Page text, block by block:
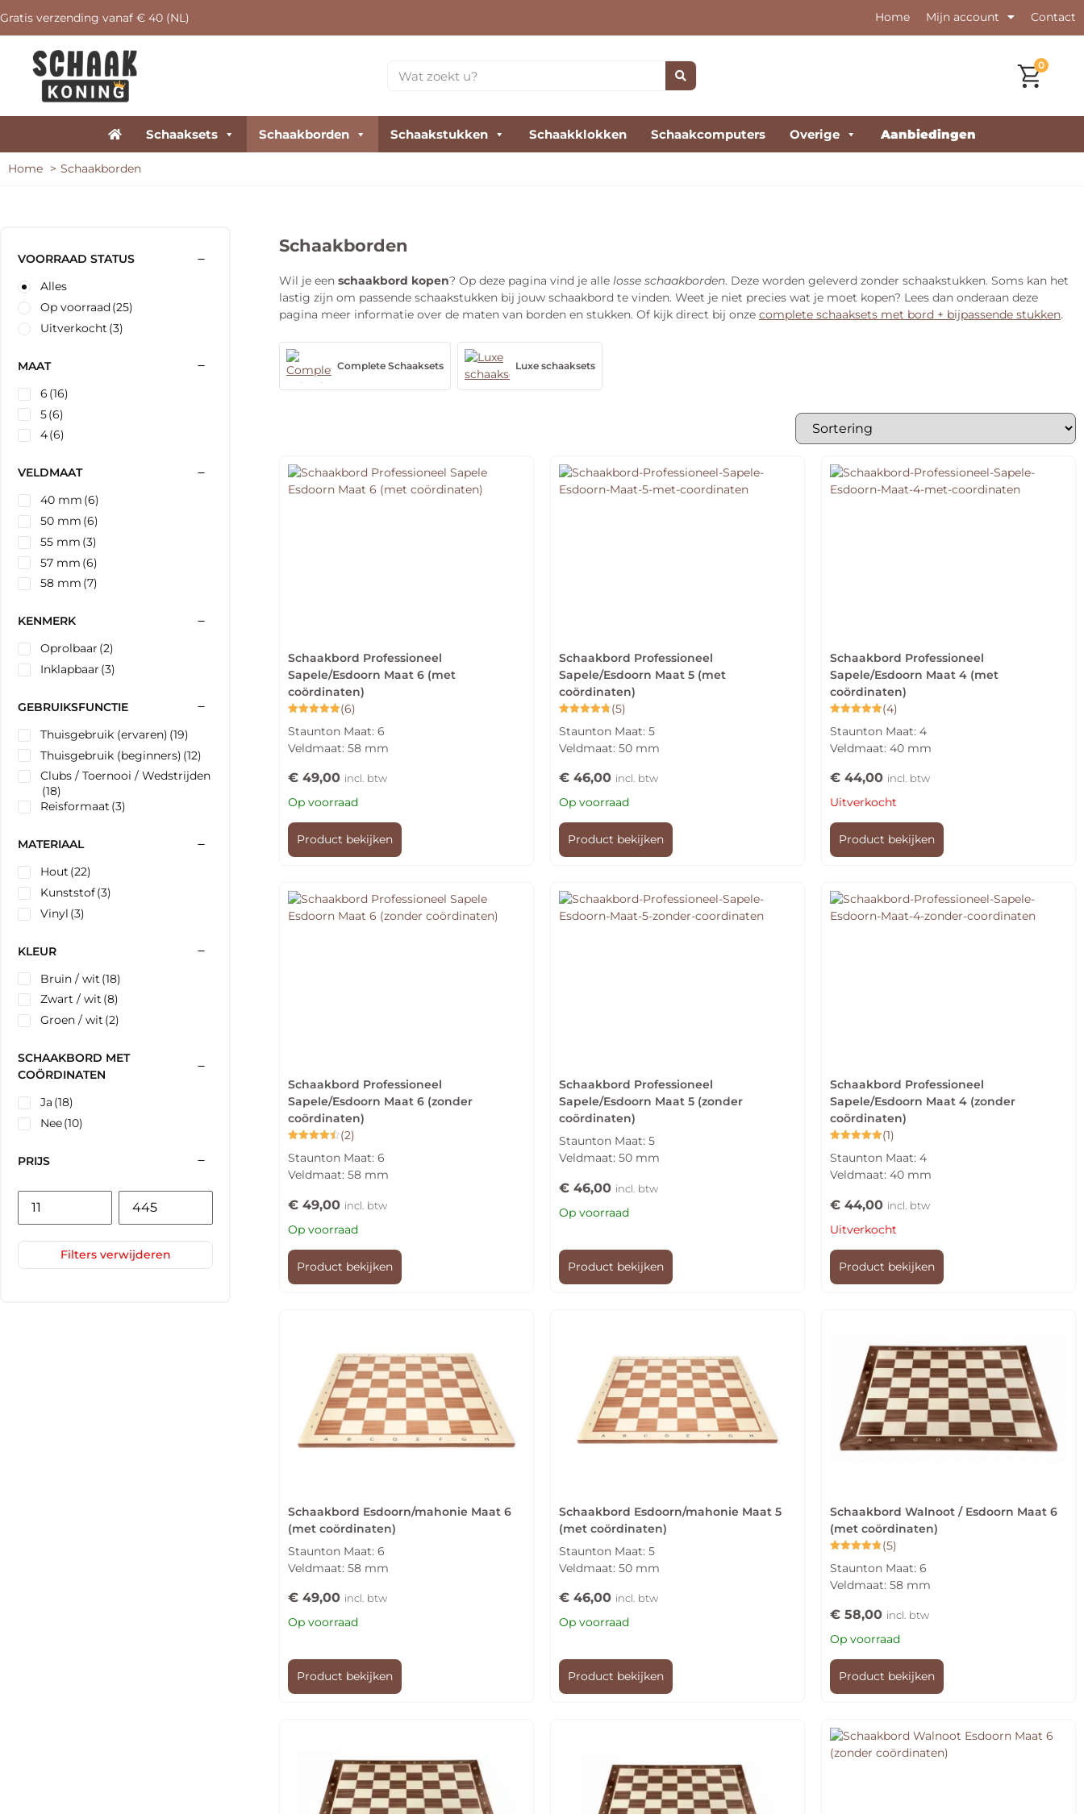
Gratis verzending vanaf € 40 (NL) Home Mijn account Contact
0
Schaaksets Schaakborden Schaakstukken Schaakklokken Schaakcomputers Overige Aanbiedingen
Home Schaakborden
VOORRAAD STATUS
Alles
Op voorraad(25)
Uitverkocht (3)
MAAT
6 (16)
5(6)
4(6)
VELDMAAT
40 mm (6)
50 mm (6)
55 mm (3)
57 mm (6)
58 mm (7)
KENMERK
Oprolbaar (2)
Inklapbaar (3)
GEBRUIKSFUNCTIE
Thuisgebruik (ervaren) (19)
Thuisgebruik (beginners) (12)
Clubs / Toernooi / Wedstrijden
(18)
Reisformaat (3)
MATERIAAL
Hout (22)
Kunststof(3)
Vinyl (3)
KLEUR
Bruin / wit (18)
Zwart / wit (8)
Groen / wit (2)
SCHAAKBORD MET
COÖRDINATEN
Ja (18)
Nee(10)
PRIJS
Filters verwijderen
Schaakborden
Wil je een schaakbord kopen? Op deze pagina vind je alle losse schaakborden. Deze worden geleverd zonder schaakstukken. Soms kan het
lastig zijn om passende schaakstukken bij jouw schaakbord te vinden. Weet je niet precies wat je moet kopen? Lees dan onderaan deze
pagina meer informatie over de maten van borden en stukken. Of kijk direct bij onze complete schaaksets met bord + bijpassende stukken.
Complete Schaaksets Luxe schaaksets
Schaakbord Professioneel
Sapele/Esdoorn Maat 6 (met
coördinaten)
5.00
uit 5
(6)
Staunton Maat: 6
Veldmaat: 58 mm
€ 49,00 incl. btw
Op voorraad
Product bekijken
Schaakbord Professioneel
Sapele/Esdoorn Maat 5 (met
coördinaten)
4.80
uit 5
(5)
Staunton Maat: 5
Veldmaat: 50 mm
€ 46,00 incl. btw
Op voorraad
Product bekijken
Schaakbord Professioneel
Sapele/Esdoorn Maat 4 (met
coördinaten)
5.00
uit 5
(4)
Staunton Maat: 4
Veldmaat: 40 mm
€ 44,00 incl. btw
Uitverkocht
Product bekijken
Schaakbord Professioneel
Sapele/Esdoorn Maat 6 (zonder
coördinaten)
4.50
uit 5
(2)
Staunton Maat: 6
Veldmaat: 58 mm
€ 49,00 incl. btw
Op voorraad
Product bekijken
Schaakbord Professioneel
Sapele/Esdoorn Maat 5 (zonder
coördinaten)
Staunton Maat: 5
Veldmaat: 50 mm
€ 46,00 incl. btw
Op voorraad
Product bekijken
Schaakbord Professioneel
Sapele/Esdoorn Maat 4 (zonder
coördinaten)
5.00
uit 5
(1)
Staunton Maat: 4
Veldmaat: 40 mm
€ 44,00 incl. btw
Uitverkocht
Product bekijken
Schaakbord Esdoorn/mahonie Maat 6
(met coördinaten)
Staunton Maat: 6
Veldmaat: 58 mm
€ 49,00 incl. btw
Op voorraad
Product bekijken
Schaakbord Esdoorn/mahonie Maat 5
(met coördinaten)
Staunton Maat: 5
Veldmaat: 50 mm
€ 46,00 incl. btw
Op voorraad
Product bekijken
Schaakbord Walnoot / Esdoorn Maat 6
(met coördinaten)
4.80
uit 5
(5)
Staunton Maat: 6
Veldmaat: 58 mm
€ 58,00 incl. btw
Op voorraad
Product bekijken